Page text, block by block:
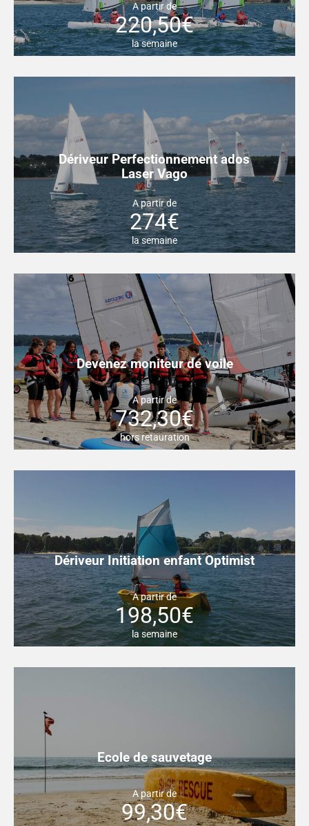
A partir de
220,50€
la semaine
Dériveur Perfectionnement ados
Laser Vago
A partir de
274€
la semaine
Devenez moniteur de voile
A partir de
732,30€
hors retauration
Dériveur Initiation enfant Optimist
A partir de
198,50€
la semaine
Ecole de sauvetage
A partir de
99,30€